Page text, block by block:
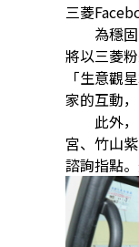
三菱
為穩固
將以三菱
「生意觀
家的互動
此外，
宮、竹山
諮詢指點